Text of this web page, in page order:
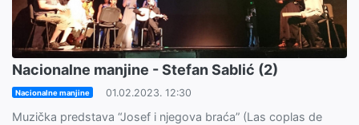
Nacionalne manjine - Stefan Sablić (2)
Nacionalne manjine 01.02.2023. 12:30
Muzička predstava “Josef i njegova braća” (Las coplas de